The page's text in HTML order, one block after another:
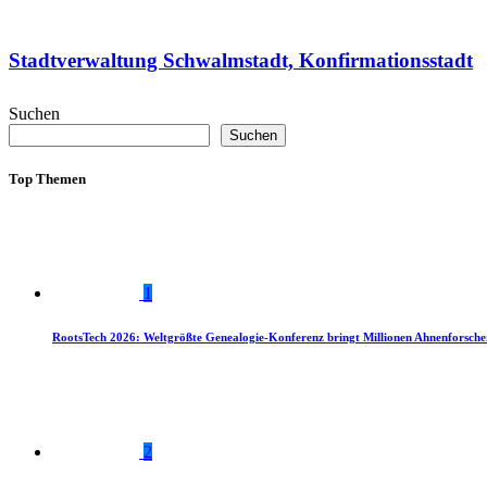
Stadtverwaltung Schwalmstadt, Konfirmationsstadt
Suchen
Suchen
Top Themen
1
RootsTech 2026: Weltgrößte Genealogie-Konferenz bringt Millionen
2